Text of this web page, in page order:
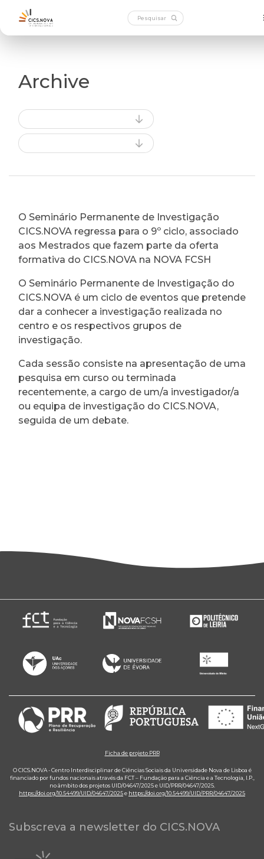
Archive
O Seminário Permanente de Investigação
CICS.NOVA regressa para o 9º ciclo, associado
aos Mestrados que fazem parte da oferta
formativa do CICS.NOVA na NOVA FCSH
O Seminário Permanente de Investigação do
CICS.NOVA é um ciclo de eventos que pretende
dar a conhecer a investigação realizada no
centro e os respectivos grupos de
investigação.
Cada sessão consiste na apresentação de uma
pesquisa em curso ou terminada
recentemente, a cargo de um/a investigador/a
ou equipa de investigação do CICS.NOVA,
seguida de um debate.
Ficha de projeto PRR
O CICS.NOVA - Centro Interdisciplinar de Ciências Sociais da Universidade Nova de Lisboa é
financiado por fundos nacionais através da FCT – Fundação para a Ciência e a Tecnologia, I.P.,
no âmbito dos projetos UID/04647/2025 e UID/PRR/04647/2025.
https://doi.org/10.54499/UID/04647/2025e https://doi.org/10.54499/UID/PRR/04647/2025
Subscreva a newsletter do CICS.NOVA